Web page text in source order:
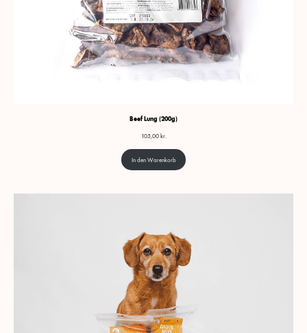
Beef Lung (200g)
105,00 kr.
In den Warenkorb